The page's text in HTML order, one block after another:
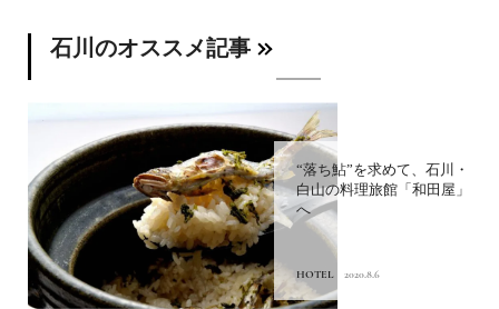
石川のオススメ記事
“落ち鮎”を求めて、石川・
白山の料理旅館「和田屋」
へ
HOTEL 2020.8.6